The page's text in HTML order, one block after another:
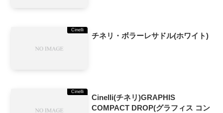
Cinelli
チネリ・ボラーレサドル(ホワイト)
Cinelli
Cinelli(チネリ)GRAPHIS
COMPACT DROP(グラフィス コン